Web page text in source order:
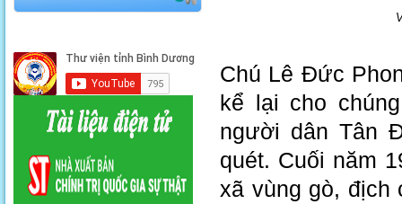
Chú Lê Đức
kể lại cho
người dân Tân
quét. Cuối năm
xã vùng gò, địch